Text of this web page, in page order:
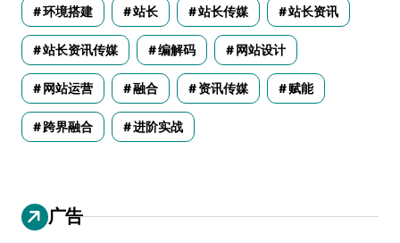
环境搭建 站长 站长传媒 站长资讯
站长资讯传媒 编解码 网站设计
网站运营 融合 资讯传媒 赋能
跨界融合 进阶实战
广告